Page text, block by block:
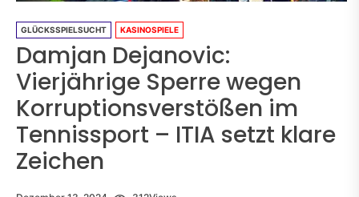
GLÜCKSSPIELSUCHT KASINOSPIELE
Damjan Dejanovic:
Vierjährige Sperre wegen
Korruptionsverstößen im
Tennissport – ITIA setzt klare
Zeichen